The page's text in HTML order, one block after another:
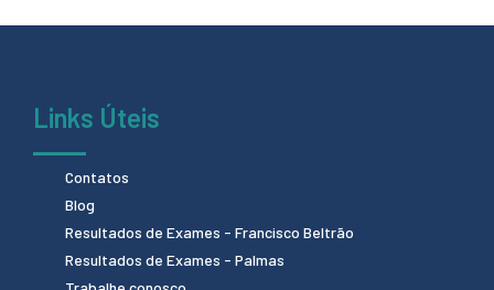
Links Úteis
Contatos
Blog
Resultados de Exames - Francisco Beltrão
Resultados de Exames - Palmas